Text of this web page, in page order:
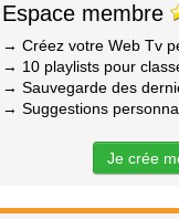
Espace membre
→ Créez votre Web Tv
→ 10 playlists pour
→ Sauvegarde des
→ Suggestions
Je crée